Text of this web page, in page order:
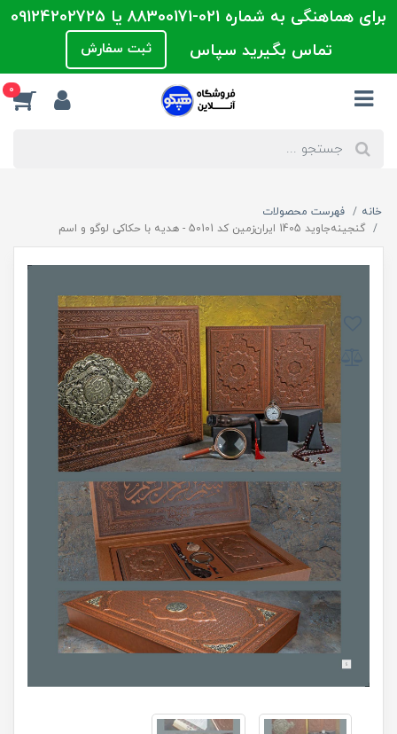
برای هماهنگی به شماره 021-88300171 یا 09124202725
تماس بگیرید سپاس
ثبت سفارش
0
خانه
فهرست محصولات
گنجینه‌جاوید 1405 ایران‌زمین کد 50101 - هدیه با حکاکی لوگو و اسم